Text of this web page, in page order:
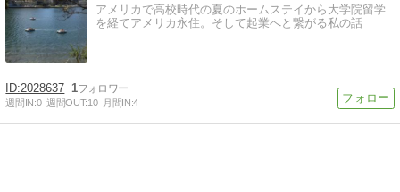
アメリカで高校時代の夏のホームステイから大学院留学
を経てアメリカ永住。そして起業へと繋がる私の話
2028637 1
週間IN:0 週間OUT:10 月間IN:4